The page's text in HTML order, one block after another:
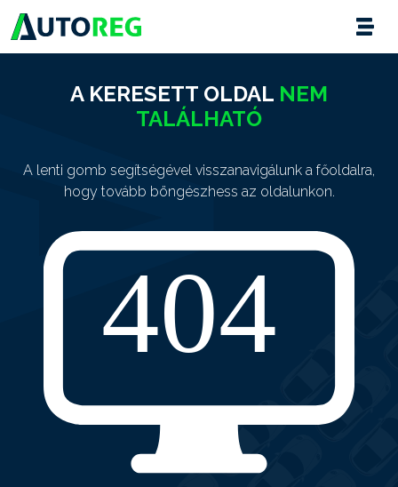
A KERESETT OLDAL NEM
TALÁLHATÓ
A lenti gomb segítségével visszanavigálunk a főoldalra,
hogy tovább böngészhess az oldalunkon.